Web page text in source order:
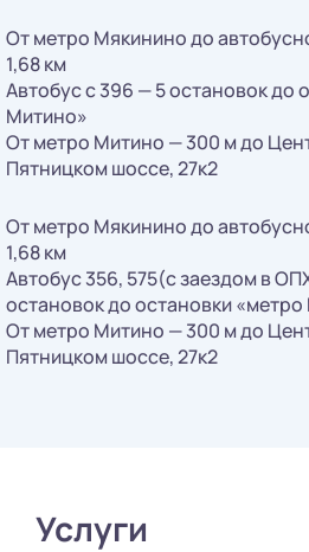
От метро Мякинино до
1,68 км
Автобус с 396 — 5 остановок до
Митино»
От метро Митино — 300 м до
Пятницком шоссе, 27к2
От метро Мякинино до
1,68 км
Автобус 356, 575(с заездом в
остановок до остановки
От метро Митино — 300 м до
Пятницком шоссе, 27к2
Услуги